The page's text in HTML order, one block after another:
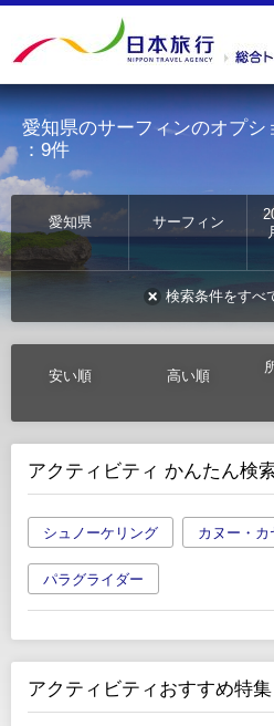
愛知県のサーフィンのオプシ
：9件
愛知県 サーフィン
検索条件をすべ
安い順 高い順
アクティビティ かんたん検
シュノーケリング カヌー・カ
パラグライダー
アクティビティおすすめ特集